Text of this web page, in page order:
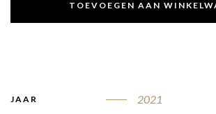
TOEVOEGEN AAN
JAAR 2021